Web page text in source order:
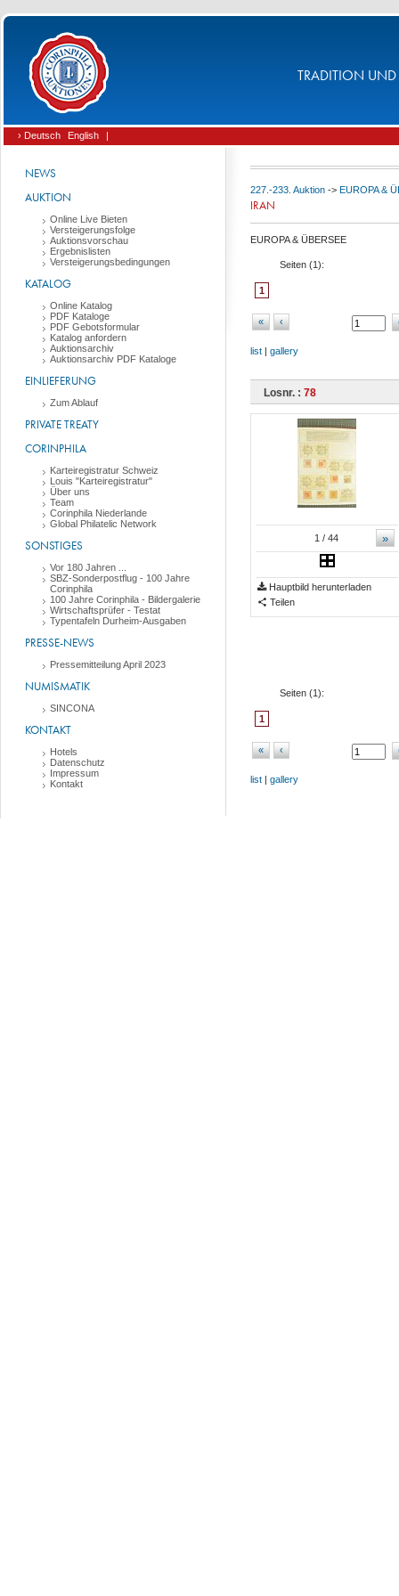
TRADITION UND
› Deutsch English |
NEWS
AUKTION
Online Live Bieten
Versteigerungsfolge
Auktionsvorschau
Ergebnislisten
Versteigerungsbedingungen
KATALOG
Online Katalog
PDF Kataloge
PDF Gebotsformular
Katalog anfordern
Auktionsarchiv
Auktionsarchiv PDF Kataloge
EINLIEFERUNG
Zum Ablauf
PRIVATE TREATY
CORINPHILA
Karteiregistratur Schweiz
Louis "Karteiregistratur"
Über uns
Team
Corinphila Niederlande
Global Philatelic Network
SONSTIGES
Vor 180 Jahren ...
SBZ-Sonderpostflug - 100 Jahre
Corinphila
100 Jahre Corinphila - Bildergalerie
Wirtschaftsprüfer - Testat
Typentafeln Durheim-Ausgaben
PRESSE-NEWS
Pressemitteilung April 2023
NUMISMATIK
SINCONA
KONTAKT
Hotels
Datenschutz
Impressum
Kontakt
227.-233. Auktion -> EUROPA &
IRAN
EUROPA & ÜBERSEE
Seiten (1):
1
« ‹
list | gallery
Losnr. : 78
»
1 / 44
Hauptbild herunterladen
Teilen
Seiten (1):
1
« ‹
list | gallery